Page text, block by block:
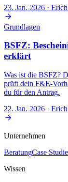
23. Jan. 2026 ·
Grundlagen
BSFZ:
erklärt
Was ist die BSFZ?
prüft dein F&E-
du für den Antrag.
22. Jan. 2026 ·
Unternehmen
BeratungCase
Wissen